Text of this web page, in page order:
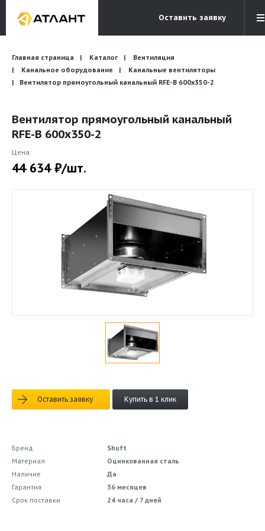
Оставить заявку
Электронная почта
info@atlantcompany.ru
Бесплатный звонок
8 (495) 532-45-07
Бренды
Бланки запросов
Главная страница Каталог
Вентиляция
Канальное оборудование
Канальные вентиляторы
Вентилятор прямоугольный канальный RFE-B 600х350-2
Вентилятор прямоугольный канальный
RFE-B 600х350-2
Цена:
44 634 ₽/шт.
Оставить заявку Купить в 1 клик
Бренд
Shuft
Материал
Оцинкованная сталь
Наличие
Да
Гарантия
36 месяцев
Срок поставки
24 часа / 7 дней